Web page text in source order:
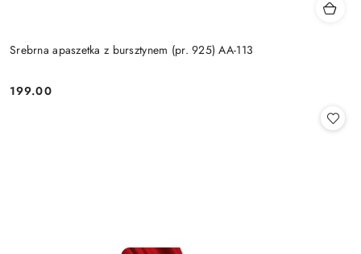
Srebrna apaszetka z bursztynem (pr. 925) AA-113
Cena:
199.00